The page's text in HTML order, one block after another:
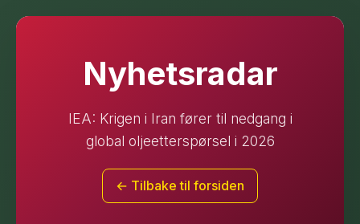
Nyhetsradar
IEA: Krigen i Iran fører til nedgang i
global oljeetterspørsel i 2026
← Tilbake til forsiden